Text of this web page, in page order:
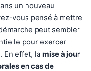
un nouveau
vous pensé à mettre
peut sembler
pour exercer
En effet, la mise à jour
en cas de